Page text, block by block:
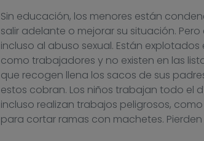
Sin educación, los menores están
salir adelante o mejorar su situación.
incluso al abuso sexual. Están
como trabajadores y no existen en las
que recogen llena los sacos de sus
estos cobran. Los niños trabajan todo el
incluso realizan trabajos peligrosos,
para cortar ramas con machetes.